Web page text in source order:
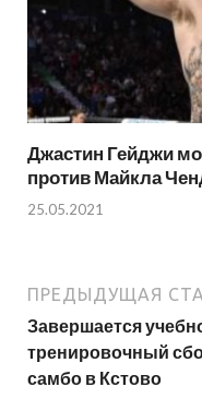
Джастин Гейджи
против Майкла
25.05.2021
ПРЕДЫДУЩАЯ
Завершается
тренировочный
самбо в Кстово